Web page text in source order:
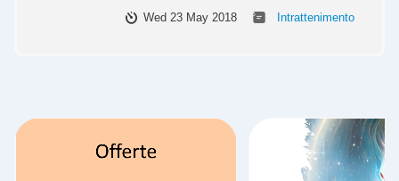
Wed 23 May 2018 Intrattenimento